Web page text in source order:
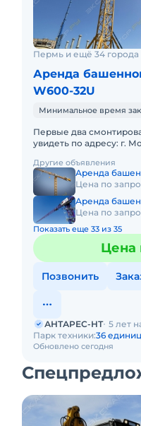
Пермь и ещё 34 города
Аренда
W600-32U
Минимальное время
Первые два
увидеть по адресу: г.
Максималь
Другие объявления
Аренда
Цена по
Аренда
Цена по
Показать еще 33 из 35
Цена
Позвонить
Обновлено сегодня
АНТАРЕС-НТ 5 лет
Парк техники:36 единиц